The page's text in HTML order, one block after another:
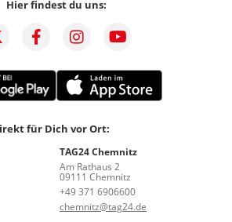
Hier findest du uns:
für Dich vor Ort:
TAG24 Chemnitz
Am Rathaus 2
09111 Chemnitz
+49 371 6906600
chemnitz@tag24.de